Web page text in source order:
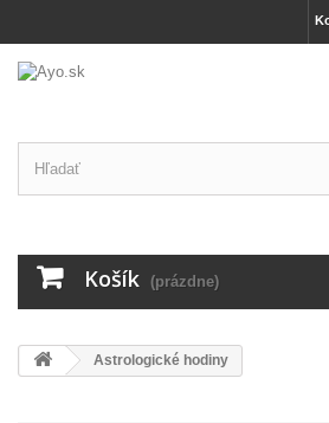
Košík (prázdne)
Astrologické hodiny